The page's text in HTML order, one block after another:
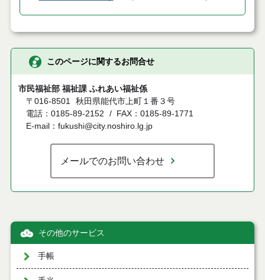
このページに関するお問合せ
市民福祉部 福祉課 ふれあい福祉係
〒016-8501
秋田県能代市上町１番３号
電話：0185-89-2152
FAX：0185-89-1771
E-mail：fukushi@city.noshiro.lg.jp
メールでのお問い合わせ
その他のサービス
手帳